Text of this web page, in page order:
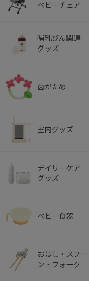
ベビーチェア
哺乳びん関連
グッズ
歯がため
室内グッズ
デイリーケア
グッズ
ベビー食器
おはし・スプー
ン・フォーク